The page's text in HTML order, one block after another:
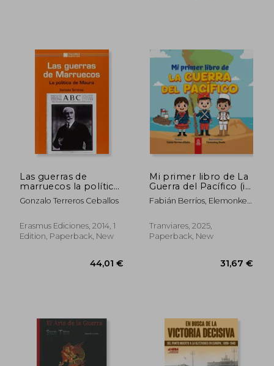
Las guerras de
marruecos la política
de maura (in Spanish)
Gonzalo Terreros Ceballos
Erasmus Ediciones, 2014, 1
Edition, Paperback, New
Mi primer libro de La
Guerra del Pacífico (in
Spanish)
Fabián Berríos, Elemonkey
Tranviares, 2025,
Paperback, New